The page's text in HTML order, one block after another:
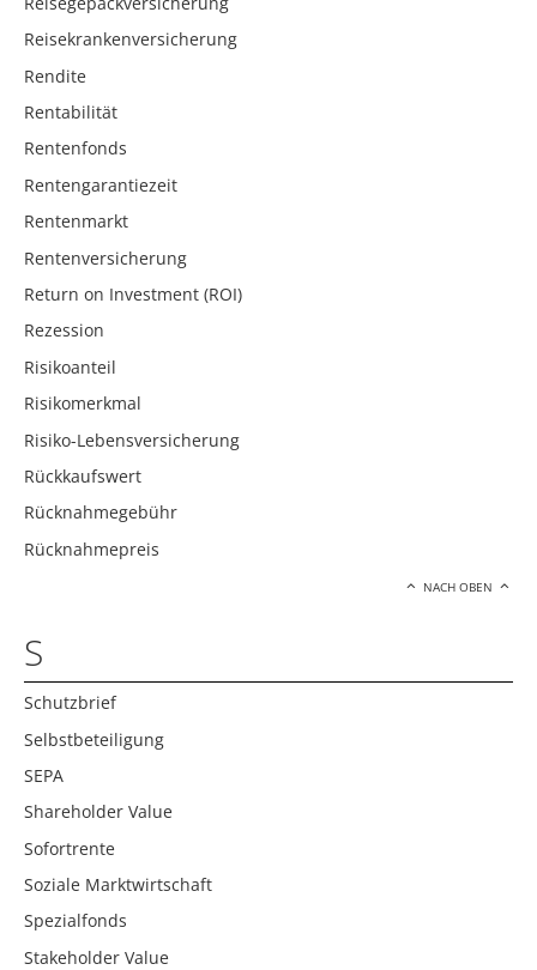
Reisekrankenversicherung
Rendite
Rentabilität
Rentenfonds
Rentengarantiezeit
Rentenmarkt
Rentenversicherung
Return on Investment (ROI)
Rezession
Risikoanteil
Risikomerkmal
Risiko-Lebensversicherung
Rückkaufswert
Rücknahmegebühr
Rücknahmepreis
NACH OBEN
S
Schutzbrief
Selbstbeteiligung
SEPA
Shareholder Value
Sofortrente
Soziale Marktwirtschaft
Spezialfonds
Stakeholder Value